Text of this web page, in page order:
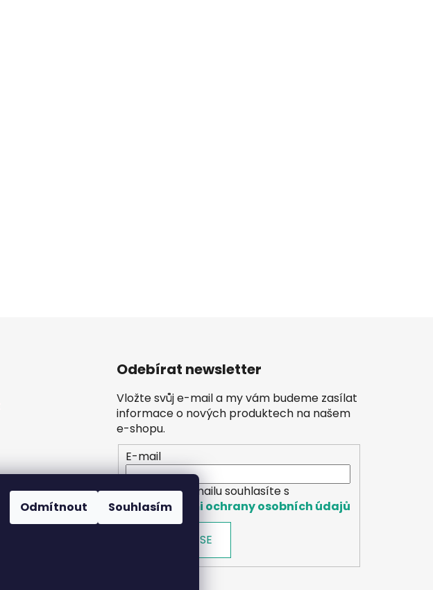
Odmítnout Souhlasím
Odebírat newsletter
Vložte svůj e-mail a my vám budeme zasílat
informace o nových produktech na našem
e-shopu.
E-mail
Vložením e-mailu souhlasíte s
podmínkami ochrany osobních údajů
PŘIHLÁSIT SE